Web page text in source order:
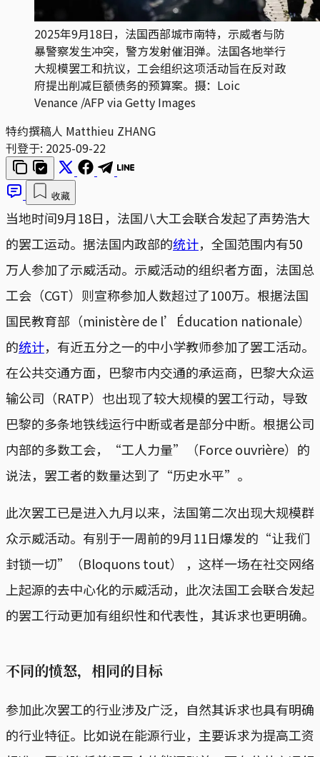
2025年9月18日，法国西部城市南特，示威者与防
暴警察发生冲突，警方发射催泪弹。法国各地举行
大规模罢工和抗议，工会组织这项活动旨在反对政
府提出削减巨额债务的预算案。摄：Loic
Venance /AFP via Getty Images
特约撰稿人 Matthieu ZHANG
刊登于: 2025-09-22
收藏
当地时间9月18日，法国八大工会联合发起了声势浩大
的罢工运动。据法国内政部的统计，全国范围内有50
万人参加了示威活动。示威活动的组织者方面，法国总
工会（CGT）则宣称参加人数超过了100万。根据法国
国民教育部（ministère de l’Éducation nationale）
的统计，有近五分之一的中小学教师参加了罢工活动。
在公共交通方面，巴黎市内交通的承运商，巴黎大众运
输公司（RATP）也出现了较大规模的罢工行动，导致
巴黎的多条地铁线运行中断或者是部分中断。根据公司
内部的多数工会，“工人力量”（Force ouvrière）的
说法，罢工者的数量达到了“历史水平”。
此次罢工已是进入九月以来，法国第二次出现大规模群
众示威活动。有别于一周前的9月11日爆发的“让我们
封锁一切”（Bloquons tout） ，这样一场在社交网络
上起源的去中心化的示威活动，此次法国工会联合发起
的罢工行动更加有组织性和代表性，其诉求也更明确。
不同的愤怒，相同的目标
参加此次罢工的行业涉及广泛，自然其诉求也具有明确
的行业特征。比如说在能源行业，主要诉求为提高工资